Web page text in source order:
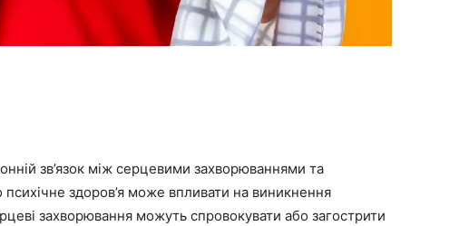
зв’язок між серцевими захворюваннями та
здоров’я може впливати на виникнення
захворювання можуть спровокувати або загострити